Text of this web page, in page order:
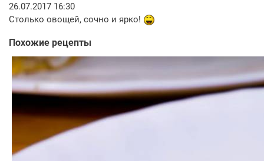
26.07.2017 16:30
Столько овощей, сочно и ярко!
Похожие рецепты